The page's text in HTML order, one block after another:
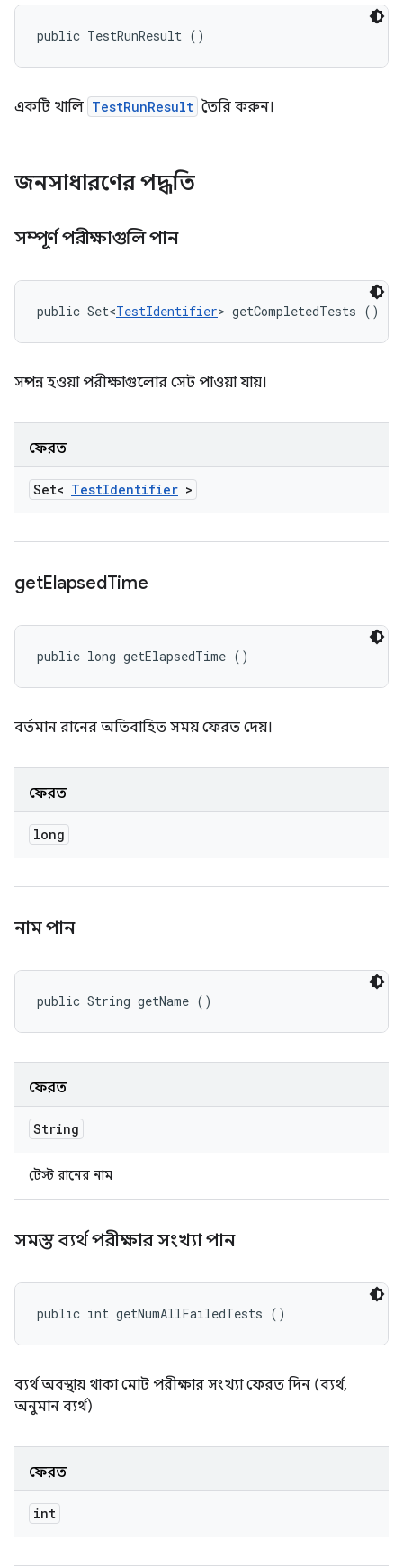
public TestRunResult ()
একটি খালি TestRunResult তৈরি করুন।
জনসাধারণের পদ্ধতি
সম্পূর্ণ পরীক্ষাগুলি পান
public Set<TestIdentifier> getCompletedTests ()
সম্পন্ন হওয়া পরীক্ষাগুলোর সেট পাওয়া যায়।
ফেরত
Set< TestIdentifier >
getElapsedTime
public long getElapsedTime ()
বর্তমান রানের অতিবাহিত সময় ফেরত দেয়।
ফেরত
long
নাম পান
public String getName ()
ফেরত
String
টেস্ট রানের নাম
সমস্ত ব্যর্থ পরীক্ষার সংখ্যা পান
public int getNumAllFailedTests ()
ব্যর্থ অবস্থায় থাকা মোট পরীক্ষার সংখ্যা ফেরত দিন (ব্যর্থ,
অনুমান ব্যর্থ)
ফেরত
int